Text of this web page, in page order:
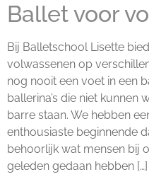
Ballet voor
Bij Balletschool Lisette
volwassenen op
nog nooit een voet in een
ballerina’s die niet kunnen
barre staan. We hebben
enthousiaste beginnende
behoorlijk wat mensen bij
geleden gedaan hebben […]